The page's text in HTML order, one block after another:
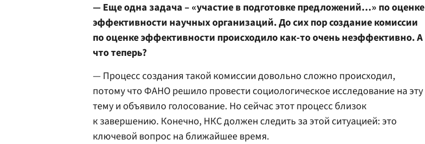
— Еще одна задача – «участие в подготовке предложений…» по оценке
эффективности научных организаций. До сих пор создание комиссии
по оценке эффективности происходило как-то очень неэффективно. А
что теперь?
— Процесс создания такой комиссии довольно сложно происходил,
потому что ФАНО решило провести социологическое исследование на эту
тему и объявило голосование. Но сейчас этот процесс близок
к завершению. Конечно, НКС должен следить за этой ситуацией: это
ключевой вопрос на ближайшее время.